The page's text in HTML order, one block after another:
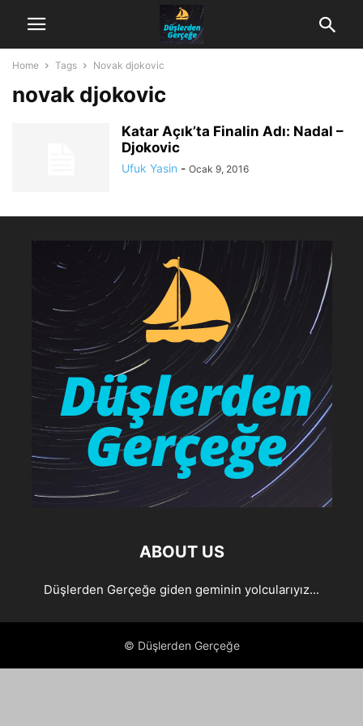
Home Tags Novak djokovic
novak djokovic
Katar Açık’ta Finalin Adı: Nadal –
Djokovic
Ufuk Yasin - Ocak 9, 2016
ABOUT US
Düşlerden Gerçeğe giden geminin yolcularıyız...
© Düşlerden Gerçeğe